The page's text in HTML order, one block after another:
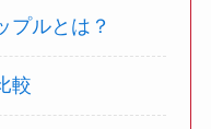
プルとは？
較